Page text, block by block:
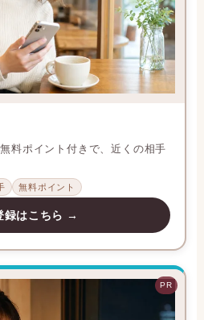
料ポイント付きで、近くの相手
無料ポイント
録はこちら →
PR